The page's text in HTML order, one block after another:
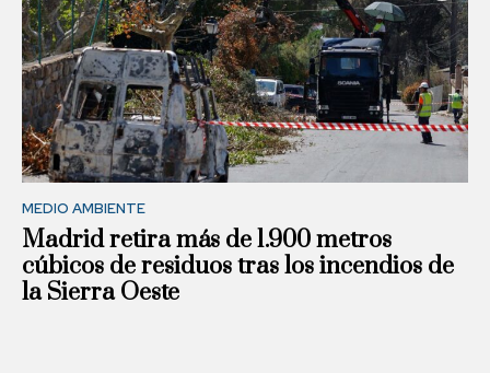
MEDIO AMBIENTE
Madrid retira más de 1.900 metros
cúbicos de residuos tras los incendios de
la Sierra Oeste